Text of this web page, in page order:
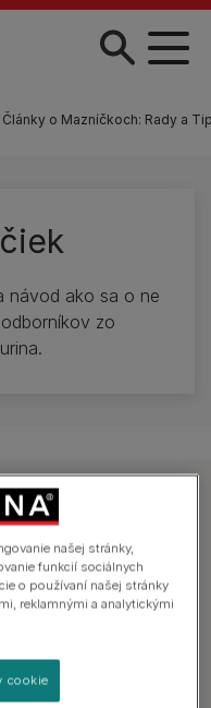
Články o Mazníčkoch: Rady a
návod ako sa o ne
zo
Hľadať mačky
našej stránky,
funkcií sociálnych
o používaní našej stránky
reklamnými a analytickými
cookie